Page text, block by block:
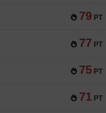
79 PT
77 PT
75 PT
71 PT